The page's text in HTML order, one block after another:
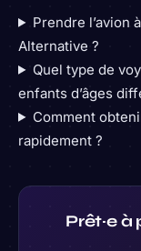
Prendre l’avion
Alternative ?
Quel type de
enfants d’âges
Comment
rapidement ?
Prêt·e